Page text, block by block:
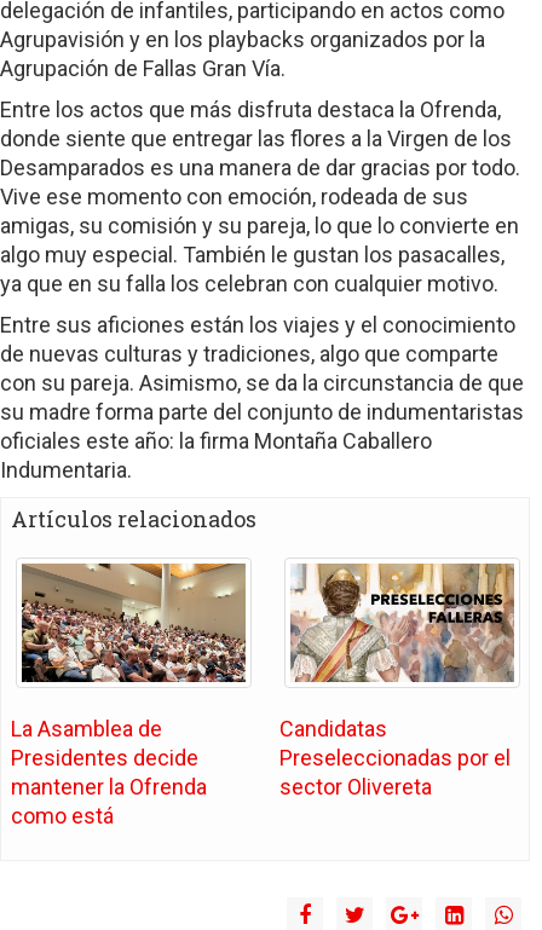
delegación de infantiles, participando en actos como
Agrupavisión y en los playbacks organizados por la
Agrupación de Fallas Gran Vía.
Entre los actos que más disfruta destaca la Ofrenda,
donde siente que entregar las flores a la Virgen de los
Desamparados es una manera de dar gracias por todo.
Vive ese momento con emoción, rodeada de sus
amigas, su comisión y su pareja, lo que lo convierte en
algo muy especial. También le gustan los pasacalles,
ya que en su falla los celebran con cualquier motivo.
Entre sus aficiones están los viajes y el conocimiento
de nuevas culturas y tradiciones, algo que comparte
con su pareja. Asimismo, se da la circunstancia de que
su madre forma parte del conjunto de indumentaristas
oficiales este año: la firma Montaña Caballero
Indumentaria.
Artículos relacionados
La Asamblea de
Presidentes decide
mantener la Ofrenda
como está
Candidatas
Preseleccionadas por el
sector Olivereta